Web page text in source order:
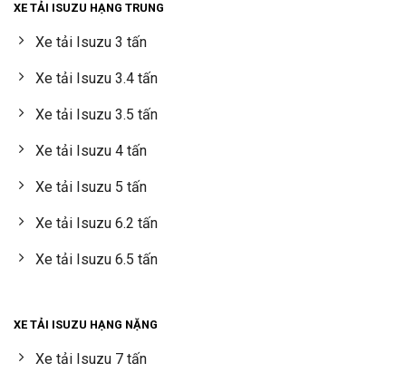
XE TẢI ISUZU HẠNG TRUNG
Xe tải Isuzu 3 tấn
Xe tải Isuzu 3.4 tấn
Xe tải Isuzu 3.5 tấn
Xe tải Isuzu 4 tấn
Xe tải Isuzu 5 tấn
Xe tải Isuzu 6.2 tấn
Xe tải Isuzu 6.5 tấn
XE TẢI ISUZU HẠNG NẶNG
Xe tải Isuzu 7 tấn